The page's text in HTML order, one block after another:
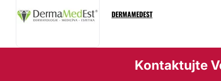
DERMAMEDEST
Kontaktujte